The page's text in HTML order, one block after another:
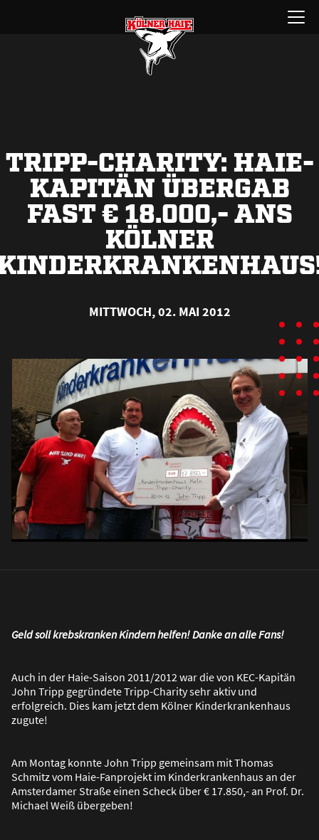
Menü
öffnen
TRIPP-CHARITY: HAIE-
KAPITÄN ÜBERGAB
FAST € 18.000,- ANS
KÖLNER
MITTWOCH, 02. MAI 2012
Geld soll krebskranken Kindern helfen! Danke an alle Fans!
Auch in der Haie-Saison 2011/2012 war die von KEC-Kapitän
John Tripp gegründete Tripp-Charity sehr aktiv und
erfolgreich. Dies kam jetzt dem Kölner Kinderkrankenhaus
zugute!
Am Montag konnte John Tripp gemeinsam mit Thomas
Schmitz vom Haie-Fanprojekt im Kinderkrankenhaus an der
Amsterdamer Straße einen Scheck über € 17.850,- an Prof. Dr.
Michael Weiß übergeben!